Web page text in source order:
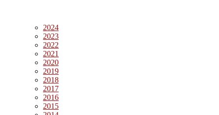
2024
2023
2022
2021
2020
2019
2018
2017
2016
2015